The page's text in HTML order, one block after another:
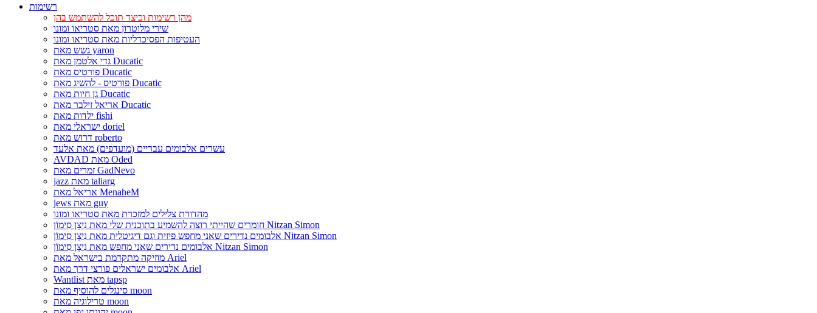
רשימות
מהן רשימות וכיצד תוכל להשתמש בהן
שירי מלוטרון מאת סטריאו ומונו
העטיפות הפסיכדליות מאת סטריאו ומונו
גשש מאת yaron
גדי אלטמן מאת Ducatic
פורטיס מאת Ducatic
פורטיס - להשיג מאת Ducatic
גן חיות מאת Ducatic
אריאל זילבר מאת Ducatic
ילדות מאת fishi
ישראלי מאת doriel
דרוש מאת roberto
עשרים אלבומים עבריים (מועדפים) מאת אלעד
AVDAD מאת Oded
זמרים מאת GadNevo
jazz מאת taliarg
אריאל מאת MenaheM
jews מאת guy
מהדורת צלילים למזכרת מאת סטריאו ומונו
חומרים שהייתי רוצה להשמיע בתוכנית שלי מאת נִיצָן סִימוֹן Nitzan Simon
אלבומים נדירים שאני מחפש פיזית וגם דיגיטלית מאת נִיצָן סִימוֹן Nitzan Simon
אלבומים נדירים שאני מחפש מאת נִיצָן סִימוֹן Nitzan Simon
מוזיקה מתקדמת בישראל מאת Ariel
אלבומים ישראלים פורצי דרך מאת Ariel
Wantlist מאת tapsp
סינגלים להוסיף מאת moon
טרילוגיה מאת moon